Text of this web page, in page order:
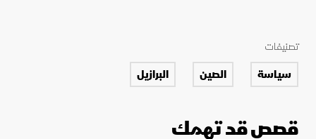
تصنيفات
سياسة الصين البرازيل
قصص قد تهمك